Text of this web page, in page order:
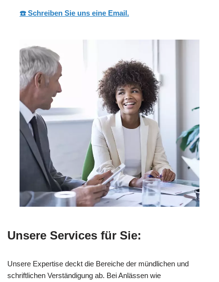
☎️ Schreiben Sie uns eine Email.
Unsere Services für Sie:
Unsere Expertise deckt die Bereiche der mündlichen und
schriftlichen Verständigung ab. Bei Anlässen wie